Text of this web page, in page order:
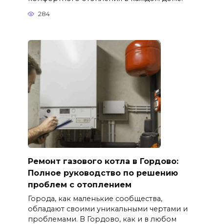
284
Ремонт газового котла в Гордово:
Полное руководство по решению
проблем с отоплением
Города, как маленькие сообщества,
обладают своими уникальными чертами и
проблемами. В Гордово, как и в любом